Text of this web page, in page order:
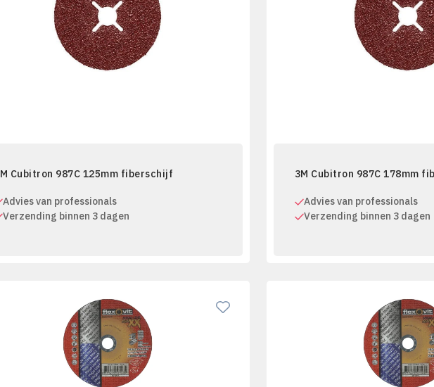
Cubitron 987C 125mm fiberschijf
Advies van professionals
Verzending binnen 3 dagen
3M Cubitron 987C 178mm
Advies van professionals
Verzending binnen 3 dagen